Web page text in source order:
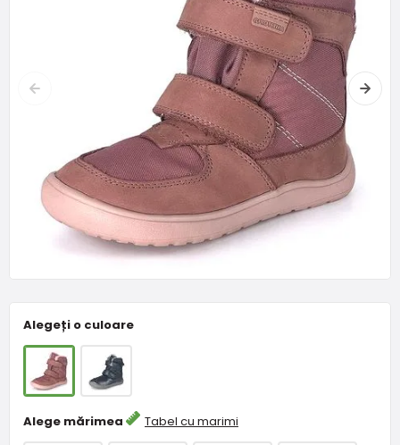
Alegeți o culoare
Alege mărimea Tabel cu marimi